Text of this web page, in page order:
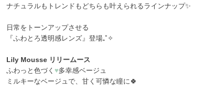
ナチュラルもトレンドもどちらも叶えられるラインナップ✨
日常をトーンアップさせる
『ふわとろ透明感レンズ』登場₊˚✧
Lily Mousse リリームース
ふわっと色づく ♥多幸感ベージュ
ミルキーなベージュで、甘く可憐な瞳に🍀